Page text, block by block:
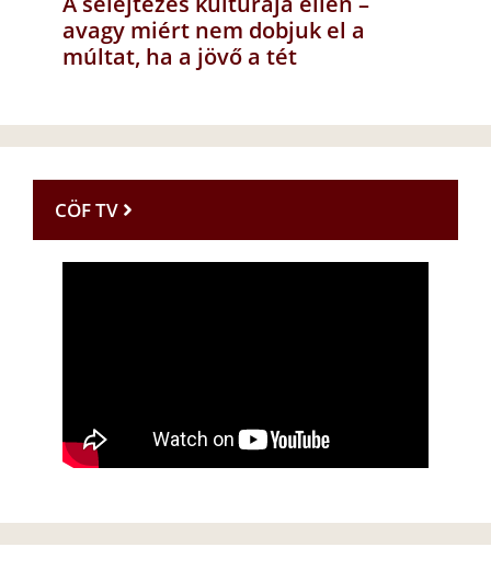
avagy miért nem dobjuk el a
múltat, ha a jövő a tét
CÖF TV